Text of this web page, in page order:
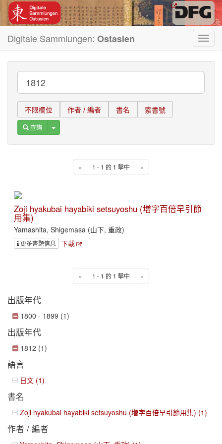
Digitale Sammlungen: Ostasien
不限欄位 作者 / 編者 書名 索書號
查詢 Toggle Dropdown
« 1 - 1 的 1 擊中 »
Zoji hyakubai hayabiki setsuyoshu (増字百倍早引節
用集)
Yamashita, Shigemasa (山下, 重政)
更多書題信息 下載
« 1 - 1 的 1 擊中 »
出版年代
1800 - 1899 (1)
出版年代
1812 (1)
語言
日文 (1)
書名
Zoji hyakubai hayabiki setsuyoshu (増字百倍早引節用集) (1)
作者 / 編者